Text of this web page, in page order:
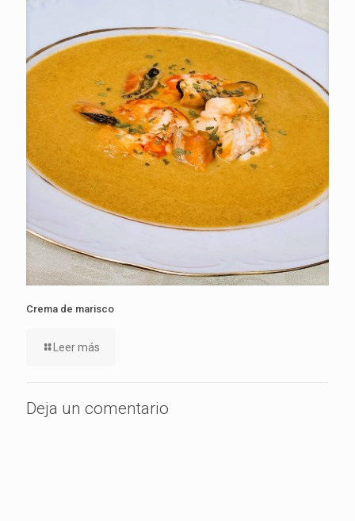
Crema de marisco
Leer más
Deja un comentario